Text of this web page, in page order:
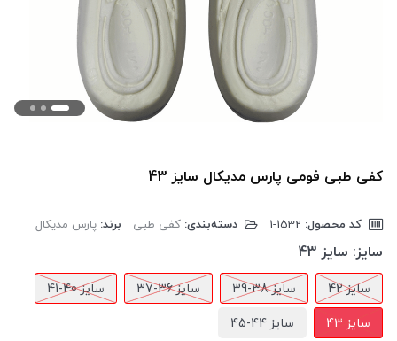
کفی طبی فومی پارس مدیکال سایز 43
کد محصول: دسته‌بندی: کفی طبی برند: پارس مدیکال
سایز: سایز 43
سایز 42 سایز 38-39 سایز 36-37
سایز 40-41
سایز 43
سایز 44-45